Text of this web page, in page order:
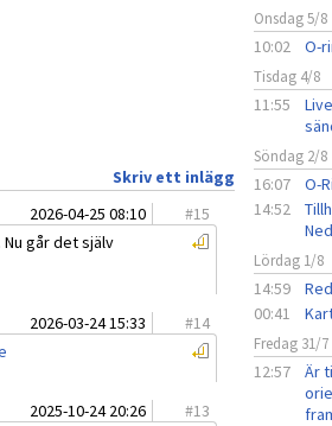
Skriv ett inlägg
2026-04-25 08:10 #15
går det själv
2026-03-24 15:33 #14
2025-10-24 20:26 #13
Onsdag 5/8
10:02 O-
Tisdag 4/8
11:55
Söndag 2/8
16:07 O-
14:52
Lördag 1/8
14:59
00:41
Fredag 31/7
12:57
Är